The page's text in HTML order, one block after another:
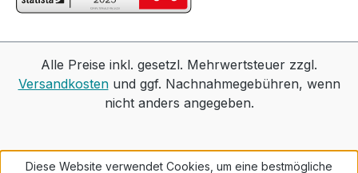
Alle Preise inkl. gesetzl. Mehrwertsteuer zzgl.
Versandkostenund ggf. Nachnahmegebühren, wenn
nicht anders angegeben.
Diese Website verwendet Cookies, um eine bestmögliche